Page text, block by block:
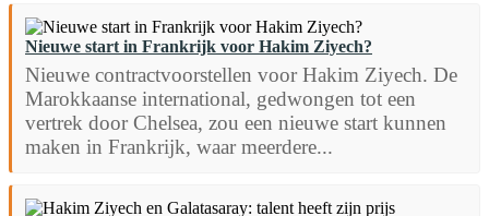
Nieuwe start in Frankrijk voor Hakim Ziyech?
Nieuwe contractvoorstellen voor Hakim Ziyech. De
Marokkaanse international, gedwongen tot een
vertrek door Chelsea, zou een nieuwe start kunnen
maken in Frankrijk, waar meerdere...